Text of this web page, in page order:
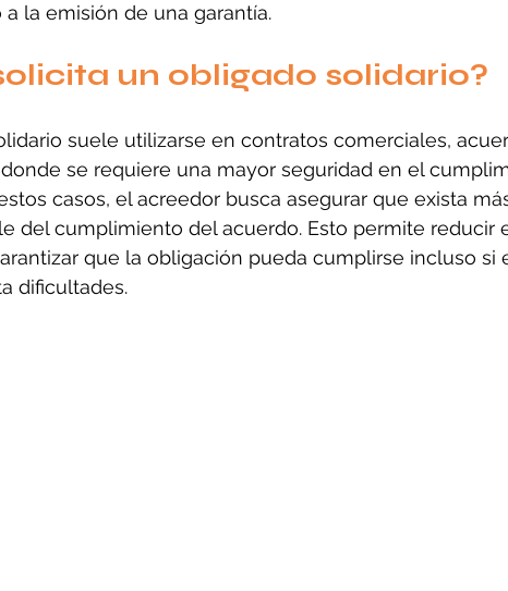
la emisión de una garantía.
un obligado solidario?
suele utilizarse en contratos comerciales,
se requiere una mayor seguridad en el
casos, el acreedor busca asegurar que exista
del cumplimiento del acuerdo. Esto permite reducir
que la obligación pueda cumplirse incluso si
dificultades.